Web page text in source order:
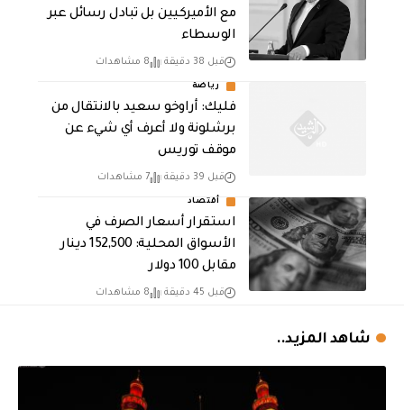
مع الأميركيين بل تبادل رسائل عبر
الوسطاء
قبل 38 دقيقة 8 مشاهدات
رياضة
فليك: أراوخو سعيد بالانتقال من
برشلونة ولا أعرف أي شيء عن
موقف توريس
قبل 39 دقيقة 7 مشاهدات
أقتصاد
استقرار أسعار الصرف في
الأسواق المحلية: 152,500 دينار
مقابل 100 دولار
قبل 45 دقيقة 8 مشاهدات
شاهد المزيد..